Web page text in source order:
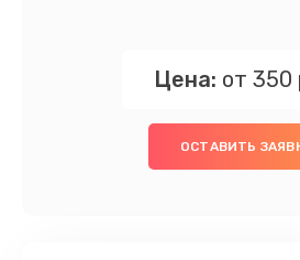
Цена: от 350
ОСТАВИТЬ